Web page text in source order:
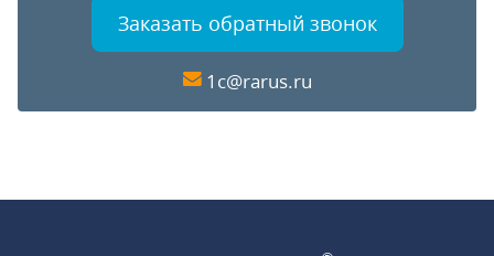
Заказать обратный звонок
1c@rarus.ru